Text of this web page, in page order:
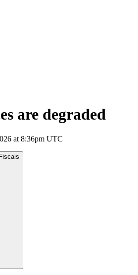
are degraded
at 8:36pm UTC